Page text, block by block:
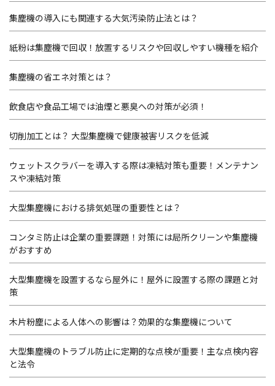
集塵機の導入にも関連する大気汚染防止法とは？
紙粉は集塵機で回収！放置するリスクや回収しやすい機種を紹介
集塵機の省エネ対策とは？
飲食店や食品工場では油煙と悪臭への対策が必須！
切削加工とは？ 大型集塵機で健康被害リスクを低減
ウェットスクラバーを導入する際は凍結対策も重要！メンテナン
スや凍結対策
大型集塵機における排気処理の重要性とは？
コンタミ防止は企業の重要課題！対策には局所クリーンや集塵機
がおすすめ
大型集塵機を設置するなら屋外に！屋外に設置する際の課題と対
策
木片粉塵による人体への影響は？効果的な集塵機について
大型集塵機のトラブル防止に定期的な点検が重要！主な点検内容
と法令